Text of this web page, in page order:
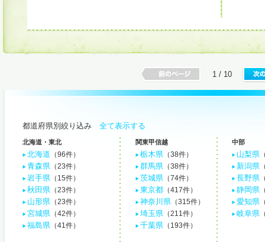
1 / 10
都道府県別絞り込み 全て表示する
北海道・東北
北海道 （96件）
青森県 （23件）
岩手県 （15件）
秋田県 （23件）
山形県 （23件）
宮城県 （42件）
福島県 （41件）
関東甲信越
栃木県 （38件）
群馬県 （38件）
茨城県 （74件）
東京都 （417件）
神奈川県 （315件）
埼玉県 （211件）
千葉県 （193件）
中部
山梨県
新潟県
長野県
静岡県
愛知県
岐阜県